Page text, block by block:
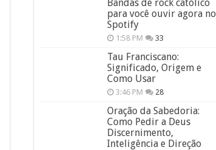
Bandas de rock católico
para você ouvir agora no
Spotify
1:58 PM 33
Tau Franciscano:
Significado, Origem e
Como Usar
3:46 PM 28
Oração da Sabedoria:
Como Pedir a Deus
Discernimento,
Inteligência e Direção